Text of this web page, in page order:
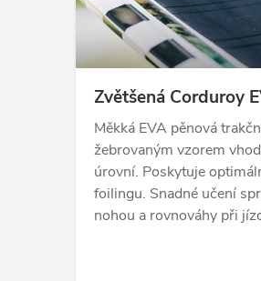
Zvětšená Corduroy
Měkká EVA pěnová
žebrovaným vzorem
úrovní. Poskytuje
foilingu. Snadné učení
nohou a rovnováhy při